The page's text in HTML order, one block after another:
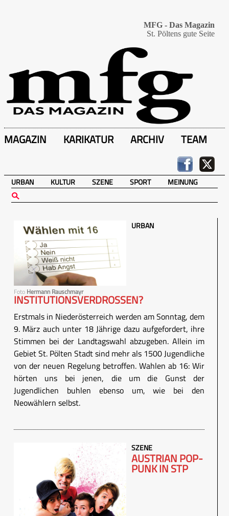
MFG - Das Magazin
St. Pöltens gute Seite
MAGAZIN KARIKATUR ARCHIV TEAM
URBAN KULTUR SZENE SPORT MEINUNG
Foto Hermann Rauschmayr
URBAN
INSTITUTIONSVERDROSSEN?
Erstmals in Niederösterreich werden am Sonntag, dem
9. März auch unter 18 Jährige dazu aufgefordert, ihre
Stimmen bei der Landtagswahl abzugeben. Allein im
Gebiet St. Pölten Stadt sind mehr als 1500 Jugendliche
von der neuen Regelung betroffen. Wahlen ab 16: Wir
hörten uns bei jenen, die um die Gunst der
Jugendlichen buhlen ebenso um, wie bei den
Neowählern selbst.
SZENE
AUSTRIAN POP-
PUNK IN STP